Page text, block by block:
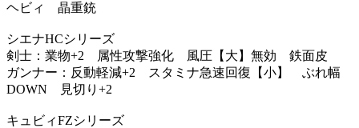
ヘビィ 晶重銃
シエナHCシリーズ
剣士：業物+2 属性攻撃強化 風圧【大】無効 鉄面皮
ガンナー：反動軽減+2 スタミナ急速回復【小】 ぶれ幅
DOWN 見切り+2
キュビィFZシリーズ